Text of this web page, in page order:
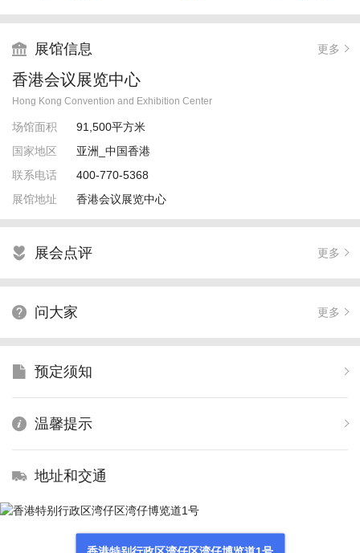
 展馆信息 更多
香港会议展览中心
Hong Kong Convention and Exhibition Center
场馆面积
91,500平方米
国家地区
亚洲_中国香港
联系电话
400-770-5368
展馆地址
香港会议展览中心
 展会点评 更多
 问大家 更多
 预定须知
 温馨提示
 地址和交通